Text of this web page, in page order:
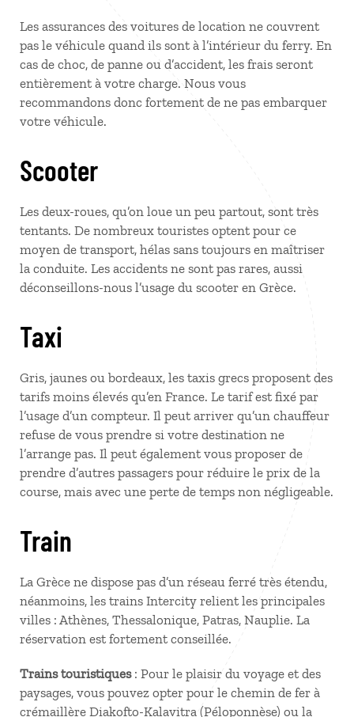
Les assurances des voitures de location ne couvrent
pas le véhicule quand ils sont à l’intérieur du ferry. En
cas de choc, de panne ou d’accident, les frais seront
entièrement à votre charge. Nous vous
recommandons donc fortement de ne pas embarquer
votre véhicule.
Scooter
Les deux-roues, qu’on loue un peu partout, sont très
tentants. De nombreux touristes optent pour ce
moyen de transport, hélas sans toujours en maîtriser
la conduite. Les accidents ne sont pas rares, aussi
déconseillons-nous l’usage du scooter en Grèce.
Taxi
Gris, jaunes ou bordeaux, les taxis grecs proposent des
tarifs moins élevés qu’en France. Le tarif est fixé par
l’usage d’un compteur. Il peut arriver qu’un chauffeur
refuse de vous prendre si votre destination ne
l’arrange pas. Il peut également vous proposer de
prendre d’autres passagers pour réduire le prix de la
course, mais avec une perte de temps non négligeable.
Train
La Grèce ne dispose pas d’un réseau ferré très étendu,
néanmoins, les trains Intercity relient les principales
villes : Athènes, Thessalonique, Patras, Nauplie. La
réservation est fortement conseillée.
Trains touristiques: Pour le plaisir du voyage et des
paysages, vous pouvez opter pour le chemin de fer à
crémaillère Diakofto-Kalavitra (Péloponnèse) ou la